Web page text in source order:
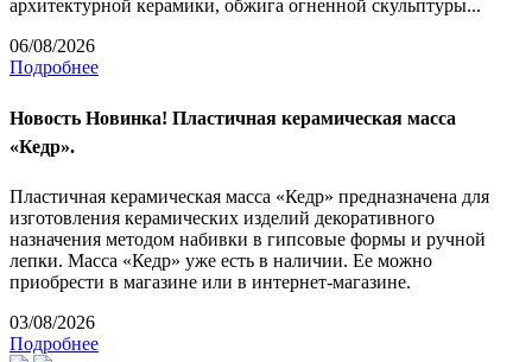
архитектурной керамики, обжига огненной скульптуры...
06/08/2026
Подробнее
Новость Новинка! Пластичная керамическая масса
«Кедр».
Пластичная керамическая масса «Кедр» предназначена для
изготовления керамических изделий декоративного
назначения методом набивки в гипсовые формы и ручной
лепки. Масса «Кедр» уже есть в наличии. Ее можно
приобрести в магазине или в интернет-магазине.
03/08/2026
Подробнее